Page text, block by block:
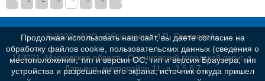
© 2022г. АНО «СОШ имени И.П. Светловой»
143021, Московская область, Одинцовский городской округ, д.
Дарьино, микрорайон 11, д. 3,5,6,7
Продолжая использовать наш сайт, вы даете согласие на
обработку файлов cookie, пользовательских данных (сведения о
местоположении; тип и версия ОС; тип и версия Браузера; тип
устройства и разрешение его экрана; источник откуда пришел